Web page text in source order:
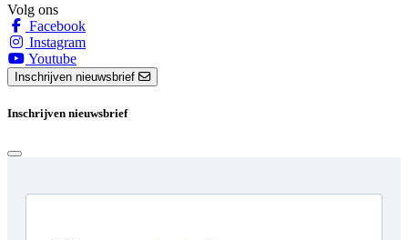
Volg ons
Facebook
Instagram
Youtube
Inschrijven nieuwsbrief
Inschrijven nieuwsbrief